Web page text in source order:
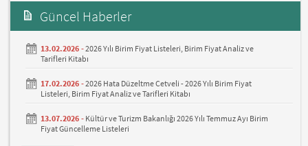
Güncel Haberler
13.02.2026 -2026 Yılı Birim Fiyat Listeleri, Birim Fiyat Analiz ve
Tarifleri Kitabı
17.02.2026 -2026 Hata Düzeltme Cetveli - 2026 Yılı Birim Fiyat
Listeleri, Birim Fiyat Analiz ve Tarifleri Kitabı
13.07.2026 - Kültür ve Turizm Bakanlığı 2026 Yılı Temmuz Ayı Birim
Fiyat Güncelleme Listeleri